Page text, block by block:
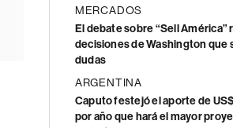
MERCADOS
El debate sobre “Sell América”
decisiones de Washington que
dudas
ARGENTINA
Caputo festejó el aporte de
por año que hará el mayor